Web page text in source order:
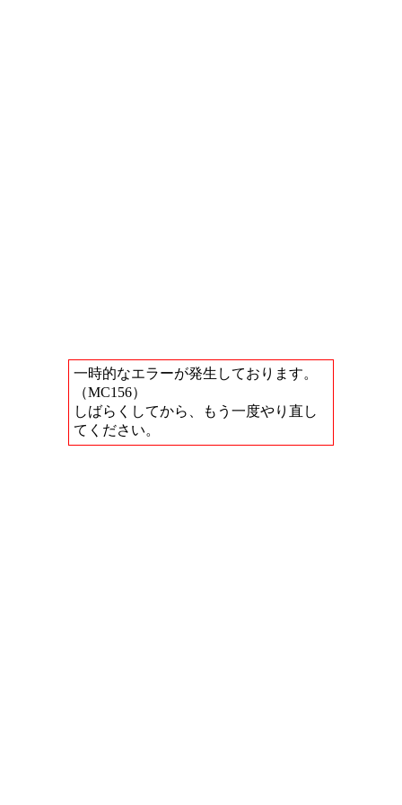
一時的なエラーが発生しております。
（MC156）
しばらくしてから、もう一度やり直し
てください。